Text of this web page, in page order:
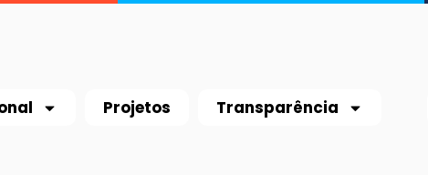
Projetos Transparência